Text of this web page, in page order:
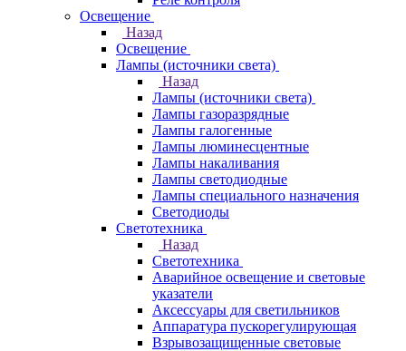
Освещение
Назад
Освещение
Лампы (источники света)
Назад
Лампы (источники света)
Лампы газоразрядные
Лампы галогенные
Лампы люминесцентные
Лампы накаливания
Лампы светодиодные
Лампы специального назначения
Светодиоды
Светотехника
Назад
Светотехника
Аварийное освещение и световые
указатели
Аксессуары для светильников
Аппаратура пускорегулирующая
Взрывозащищенные световые